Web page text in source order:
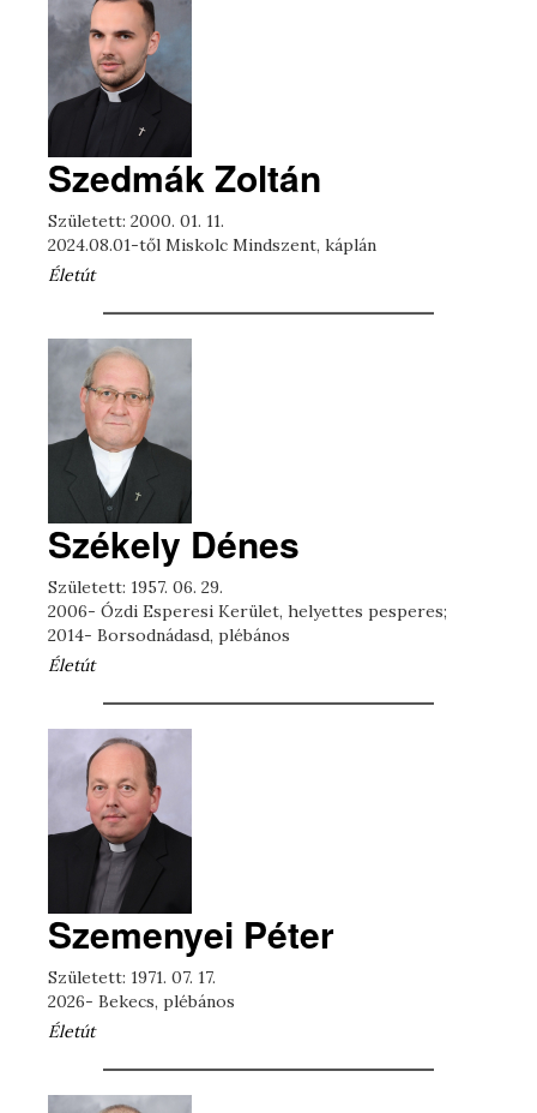
Szedmák Zoltán
Született: 2000. 01. 11.
2024.08.01-től Miskolc Mindszent, káplán
Életút
Székely Dénes
Született: 1957. 06. 29.
2006- Ózdi Esperesi Kerület, helyettes pesperes;
2014- Borsodnádasd, plébános
Életút
Szemenyei Péter
Született: 1971. 07. 17.
2026- Bekecs, plébános
Életút